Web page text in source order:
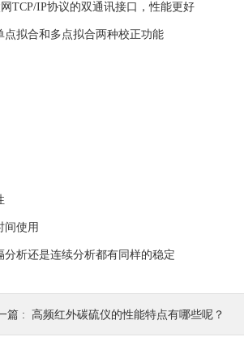
IP协议的双通讯接口，性能更好
拟合和多点拟合两种校正功能
使用
析还是连续分析都有同样的稳定
篇 : 高频红外碳硫仪的性能特点有哪些呢？